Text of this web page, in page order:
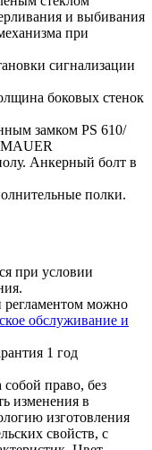
и выбивания
при
сигнализации
боковых стенок
замком PS 610/
Анкерный болт в
полки.
при условии
регламентом можно
обслуживание и
1 год
собой право, без
изменения в
изготовления
свойств, с